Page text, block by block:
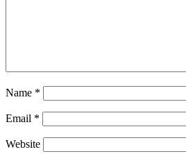
Name *
Email *
Website